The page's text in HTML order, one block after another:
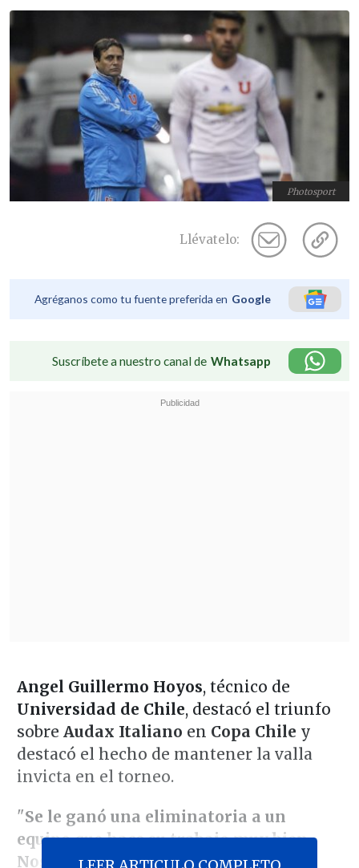
Photosport
Llévatelo:
Agréganos como tu fuente preferida en Google
Suscríbete a nuestro canal de Whatsapp
Angel Guillermo Hoyos, técnico de
Universidad de Chile, destacó el triunfo
sobre Audax Italiano en Copa Chile y
destacó el hecho de mantener la valla
invicta en el torneo.
"Se le ganó una eliminatoria a un
equipo que hace su trabajo muy bien.
Nos vamos contentos por haber